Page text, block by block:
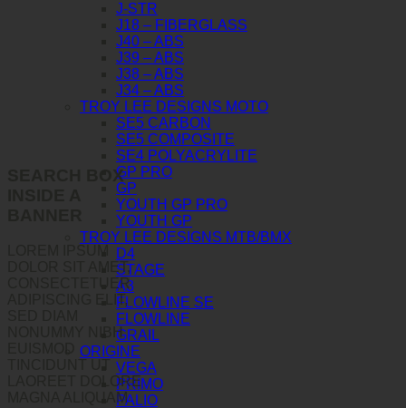
J-STR
J18 – FIBERGLASS
J40 – ABS
J39 – ABS
J38 – ABS
J34 – ABS
TROY LEE DESIGNS MOTO
SE5 CARBON
SE5 COMPOSITE
SE4 POLYACRYLITE
GP PRO
GP
YOUTH GP PRO
YOUTH GP
TROY LEE DESIGNS MTB/BMX
D4
STAGE
A3
FLOWLINE SE
FLOWLINE
GRAIL
ORIGINE
VEGA
PRIMO
PALIO
SEARCH BOX
DOLOR SIT AMET,
CONSECTETUER
ADIPISCING ELIT,
NONUMMY NIBH
LAOREET DOLORE
MAGNA ALIQUAM